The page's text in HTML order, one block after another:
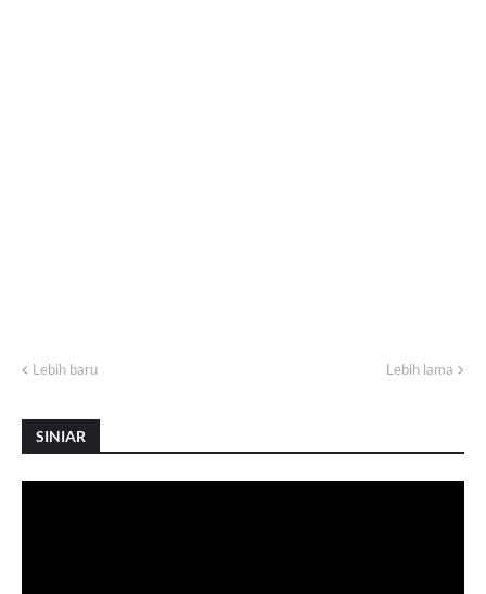
Lebih baru Lebih lama
SINIAR